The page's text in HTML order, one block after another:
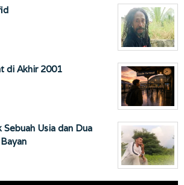
di Akhir 2001
Usia dan Dua